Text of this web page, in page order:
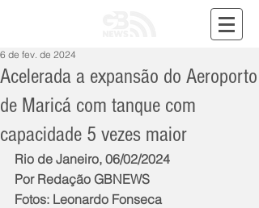
Acelerada a expansão do Aeroporto
de Maricá com tanque com
capacidade 5 vezes maior
6 de fev. de 2024
Rio de Janeiro, 06/02/2024
Por Redação GBNEWS
Fotos: Leonardo Fonseca